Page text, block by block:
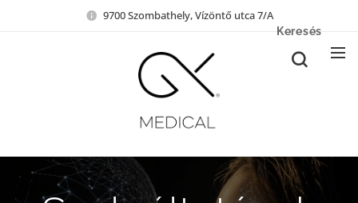
9700 Szombathely, Vízöntő utca 7/A
Keresés